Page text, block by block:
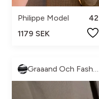
Philippe Model
42
1179 SEK